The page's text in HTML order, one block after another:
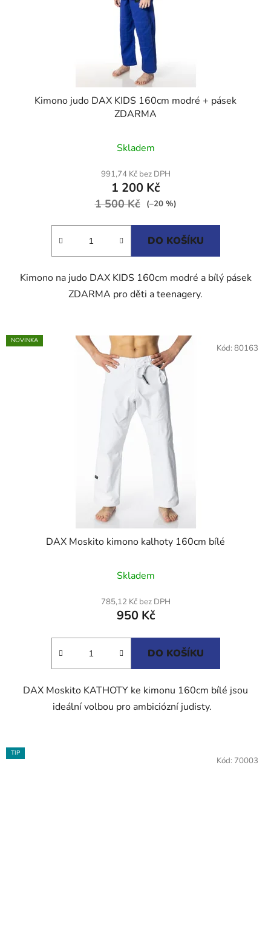
Kimono judo DAX KIDS 160cm modré + pásek
ZDARMA
hodnocení
produktu
je
4,5
Skladem
991,74 Kč bez DPH
1 200 Kč
1 500 Kč (–20 %)
DO KOŠÍKU
Kimono na judo DAX KIDS 160cm modré a bílý pásek
ZDARMA pro děti a teenagery.
NOVINKA
DAX Moskito kimono kalhoty 160cm bílé
Skladem
785,12 Kč bez DPH
950 Kč
DO KOŠÍKU
DAX Moskito KATHOTY ke kimonu 160cm bílé jsou
ideální volbou pro ambiciózní judisty.
Kód: 80163
TIP
Kód: 70003